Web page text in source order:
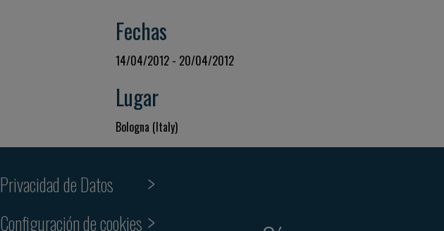
Fechas
14/04/2012 - 20/04/2012
Lugar
Bologna (Italy)
Privacidad de Datos
Configuración de cookies